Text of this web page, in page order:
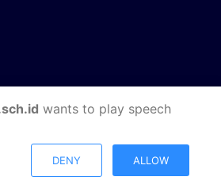
wants to play speech
DENY ALLOW